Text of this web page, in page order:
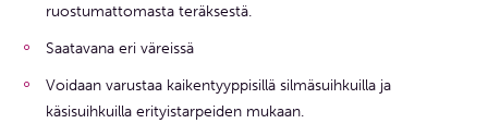
ruostumattomasta teräksestä.
Saatavana eri väreissä
Voidaan varustaa kaikentyyppisillä silmäsuihkuilla ja
käsisuihkuilla erityistarpeiden mukaan.